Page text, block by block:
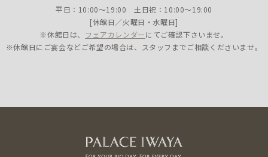
平日：10:00〜19:00 土日祝：10:00〜19:00
[休館日／火曜日・水曜日]
※休館日は、 フェアカレンダーにてご確認下さいませ。
※休館日にご宴会などご希望の場合は、スタッフまでご相談くださいませ。